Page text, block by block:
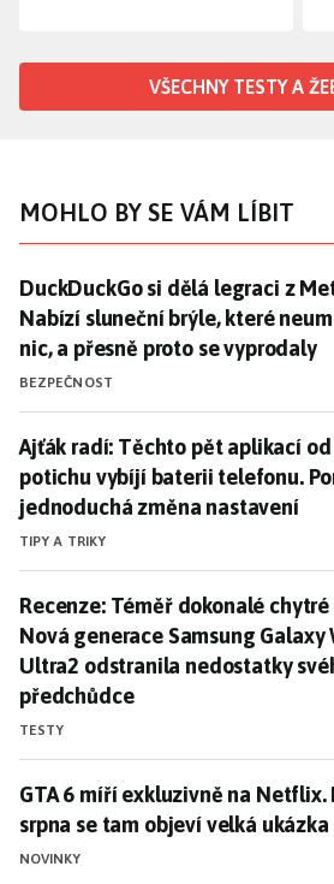
VŠECHNY TESTY A
MOHLO BY SE VÁM LÍBIT
DuckDuckGo si dělá legraci z
DuckDuckGo si dělá legraci z
Nabízí sluneční brýle, které
nic, a přesně proto se vyprodaly
BEZPEČNOST
Ajťák radí: Těchto pět aplikací
Ajťák radí: Těchto pět aplikací
potichu vybíjí baterii telefonu.
jednoduchá změna nastavení
TIPY A TRIKY
Recenze: Téměř dokonalé
Recenze: Téměř dokonalé
Nová generace Samsung Galaxy
Ultra2 odstranila nedostatky
předchůdce
TESTY
GTA 6 míří exkluzivně na
GTA 6 míří exkluzivně na Netflix.
srpna se tam objeví velká ukázka
NOVINKY